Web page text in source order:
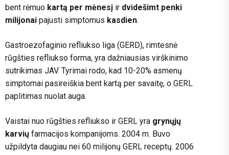
bent rėmuo kartą per mėnesį ir dvidešimt penki
milijonai pajusti simptomus kasdien.
Gastroezofaginio refliukso liga (GERD), rimtesnė
rūgšties refliukso forma, yra dažniausias virškinimo
sutrikimas JAV. Tyrimai rodo, kad 10-20% asmenų
simptomai pasireiškia bent kartą per savaitę, o GERL
paplitimas nuolat auga.
Vaistai nuo rūgšties refliukso ir GERL yra grynųjų
karvių farmacijos kompanijoms. 2004 m. Buvo
užpildyta daugiau nei 60 milijonų GERL receptų. 2006